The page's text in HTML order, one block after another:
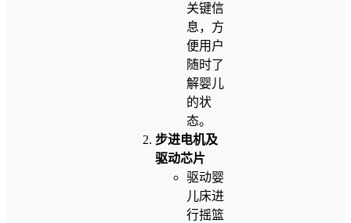
关键信
息，方
便用户
随时了
解婴儿
的状
态。
步进电机及
驱动芯片
驱动婴
儿床进
行摇篮